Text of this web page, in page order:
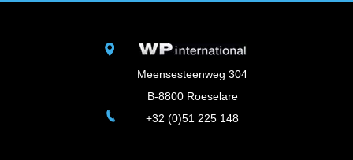
Meensesteenweg 304
B-8800 Roeselare
+32 (0)51 225 148